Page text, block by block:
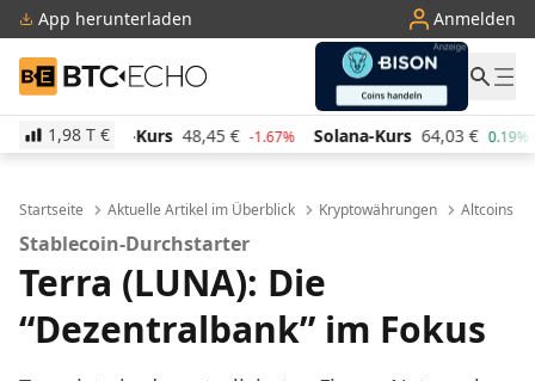
App herunterladen Anmelden
BTC-ECHO
1,98 T €
48,45 € -1.67% Solana-Kurs 64,03 € 0.19% TRON-Kurs
Startseite Aktuelle Artikel im Überblick Kryptowährungen Altcoins
Stablecoin-Durchstarter
Terra (LUNA): Die
“Dezentralbank” im Fokus